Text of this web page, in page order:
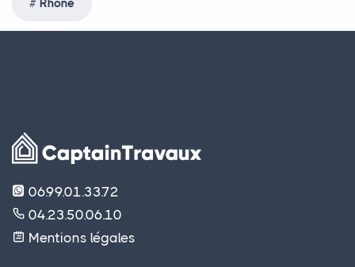
Rhone
06.99.01.33.72
04.23.50.06.10
Mentions légales